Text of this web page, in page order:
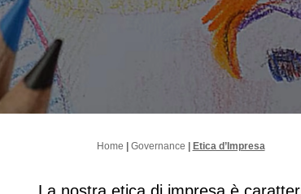
Home Governance Etica d’Impresa